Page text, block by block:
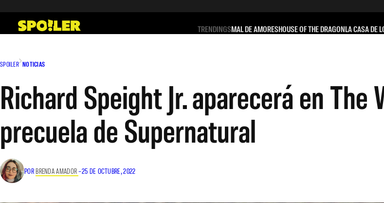
contenido
TRENDINGSMAL DE AMORESHOUSE OF THE DRAGONLA CASA DE
SPOILER NOTICIAS
Richard Speight Jr. aparecerá en The
precuela de Supernatural
POR BRENDA AMADOR–25 DE OCTUBRE, 2022